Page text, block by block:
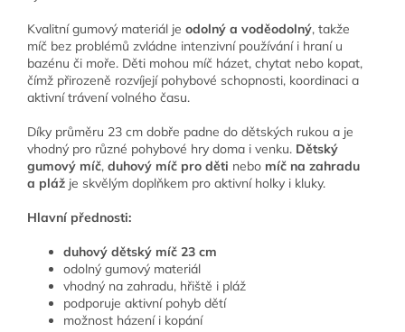
Kvalitní gumový materiál je odolný a voděodolný, takže
míč bez problémů zvládne intenzivní používání i hraní u
bazénu či moře. Děti mohou míč házet, chytat nebo kopat,
čímž přirozeně rozvíjejí pohybové schopnosti, koordinaci a
aktivní trávení volného času.
Díky průměru 23 cm dobře padne do dětských rukou a je
vhodný pro různé pohybové hry doma i venku. Dětský
gumový míč, duhový míč pro děti nebo míč na zahradu
a pláž je skvělým doplňkem pro aktivní holky i kluky.
Hlavní přednosti:
duhový dětský míč 23 cm
odolný gumový materiál
vhodný na zahradu, hřiště i pláž
podporuje aktivní pohyb dětí
možnost házení i kopání